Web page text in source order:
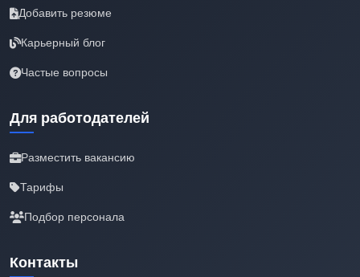
Добавить резюме
Карьерный блог
Частые вопросы
Для работодателей
Разместить вакансию
Тарифы
Подбор персонала
Контакты